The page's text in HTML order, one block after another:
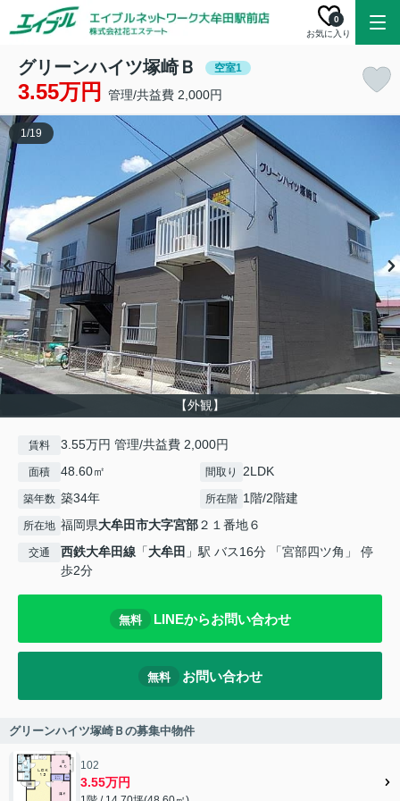
お気に入り
0
グリーンハイツ塚崎Ｂ 空室1
3.55万円 管理/共益費 2,000円
【外観】
1/19
賃料 3.55万円 管理/共益費 2,000円
面積 48.60㎡ 間取り 2LDK
築年数 築34年 所在階 1階/2階建
所在地 福岡県大牟田市大字宮部２１番地６
交通 西鉄大牟田線 「大牟田 」駅 バス16分 「宮部四ツ角」 停
歩2分
無料 LINEからお問い合わせ
無料 お問い合わせ
グリーンハイツ塚崎Ｂの募集中物件
102
3.55万円